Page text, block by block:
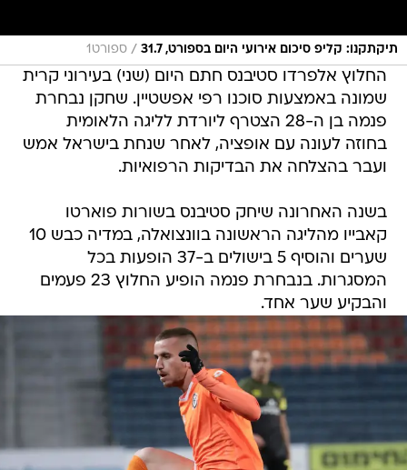
תיקתקנו: קליפ סיכום אירועי היום בספורט, 31.7 / ספורט1
החלוץ אלפרדו סטיבנס חתם היום (שני) בעירוני קרית
שמונה באמצעות סוכנו רפי אפשטיין. שחקן נבחרת
פנמה בן ה-28 הצטרף ליורדת לליגה הלאומית
בחוזה לעונה עם אופציה, לאחר שנחת בישראל אמש
ועבר בהצלחה את הבדיקות הרפואיות.
בשנה האחרונה שיחק סטיבנס בשורות פוארטו
קאבייו מהליגה הראשונה בוונצואלה, במדיה כבש 10
שערים והוסיף 5 בישולים ב-37 הופעות בכל
המסגרות. בנבחרת פנמה הופיע החלוץ 23 פעמים
והבקיע שער אחד.